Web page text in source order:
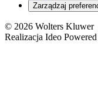
Zarządzaj
© 2026 Wolters Kluwer
Realizacja Ideo